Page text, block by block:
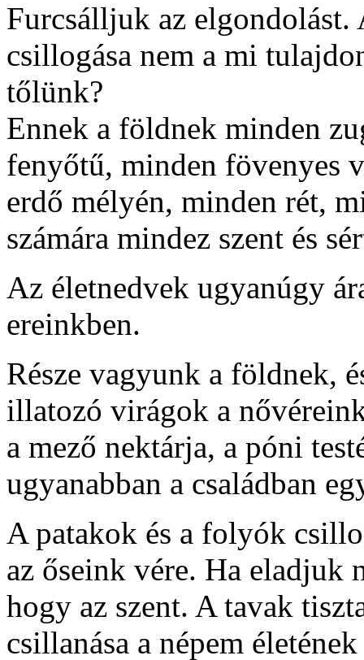
Furcsálljuk az elgondolást.
csillogása nem a mi
tőlünk?
Ennek a földnek minden
fenyőtű, minden fövenyes
erdő mélyén, minden rét,
számára mindez szent és
Az életnedvek ugyanúgy
ereinkben.
Része vagyunk a földnek,
illatozó virágok a
a mező nektárja, a póni
ugyanabban a családban
A patakok és a folyók
az őseink vére. Ha eladjuk
hogy az szent. A tavak
csillanása a népem